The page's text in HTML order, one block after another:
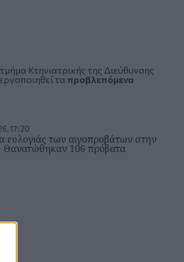
Κτηνιατρικής της Διεύθυνσης
τα προβλεπόμενα
17:20
των αιγοπροβάτων στην
106 πρόβατα